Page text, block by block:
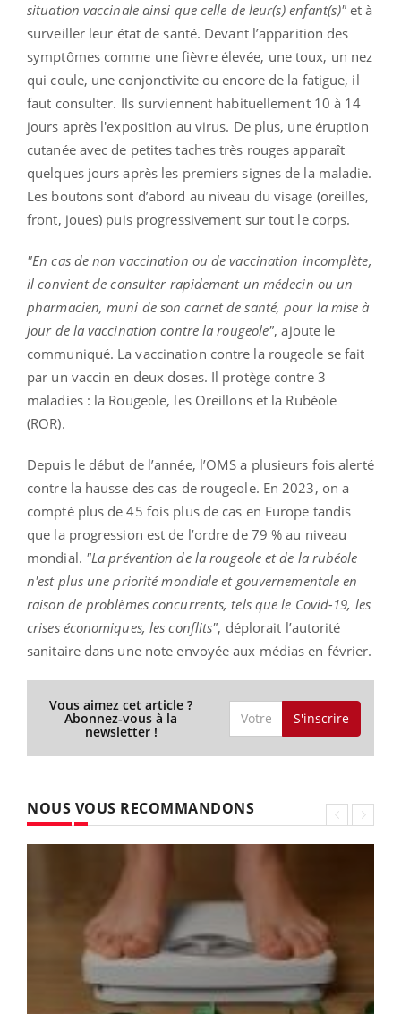
situation vaccinale ainsi que celle de leur(s) enfant(s)"et à
surveiller leur état de santé. Devant l’apparition des
symptômes comme une fièvre élevée, une toux, un nez
qui coule, une conjonctivite ou encore de la fatigue, il
faut consulter. Ils surviennent habituellement 10 à 14
jours après l'exposition au virus. De plus, une éruption
cutanée avec de petites taches très rouges apparaît
quelques jours après les premiers signes de la maladie.
Les boutons sont d’abord au niveau du visage (oreilles,
front, joues) puis progressivement sur tout le corps.
"En cas de non vaccination ou de vaccination incomplète,
il convient de consulter rapidement un médecin ou un
pharmacien, muni de son carnet de santé, pour la mise à
jour de la vaccination contre la rougeole", ajoute le
communiqué. La vaccination contre la rougeole se fait
par un vaccin en deux doses. Il protège contre 3
maladies : la Rougeole, les Oreillons et la Rubéole
(ROR).
Depuis le début de l’année, l’OMS a plusieurs fois alerté
contre la hausse des cas de rougeole. En 2023, on a
compté plus de 45 fois plus de cas en Europe tandis
que la progression est de l’ordre de 79 % au niveau
mondial. "La prévention de la rougeole et de la rubéole
n'est plus une priorité mondiale et gouvernementale en
raison de problèmes concurrents, tels que le Covid-19, les
crises économiques, les conflits", déplorait l’autorité
sanitaire dans une note envoyée aux médias en février.
Vous aimez cet article ?
Abonnez-vous à la
newsletter !
S'inscrire
NOUS VOUS RECOMMANDONS